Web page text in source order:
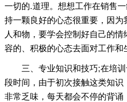
一切的.道理。想想工作在销售
持一颗良好的心态很重要，因为
人和物，要学会控制好自己的
容的、积极的心态去面对工作和
三、专业知识和技巧;在培训
段时间，由于初次接触这类知识
非常乏味，每天都会不停的背